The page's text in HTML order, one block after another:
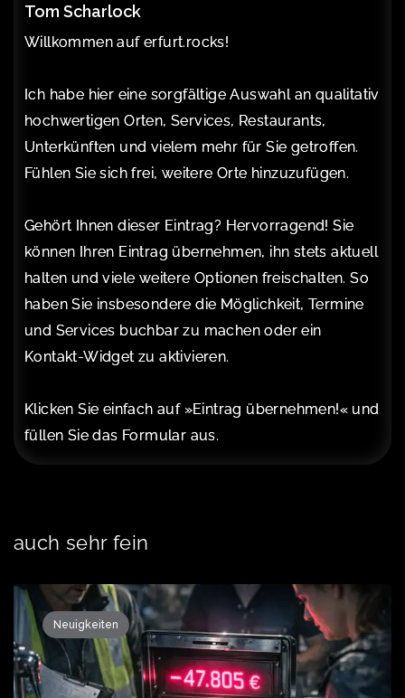
Tom Scharlock
Willkommen auf erfurt.rocks!
Ich habe hier eine sorgfältige Auswahl an qualitativ
hochwertigen Orten, Services, Restaurants,
Unterkünften und vielem mehr für Sie getroffen.
Fühlen Sie sich frei, weitere Orte hinzuzufügen.
Gehört Ihnen dieser Eintrag? Hervorragend! Sie
können Ihren Eintrag übernehmen, ihn stets aktuell
halten und viele weitere Optionen freischalten. So
haben Sie insbesondere die Möglichkeit, Termine
und Services buchbar zu machen oder ein
Kontakt-Widget zu aktivieren.
Klicken Sie einfach auf »Eintrag übernehmen!« und
füllen Sie das Formular aus.
auch sehr fein
Neuigkeiten